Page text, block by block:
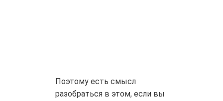
Поэтому есть смысл
разобраться в этом, если вы